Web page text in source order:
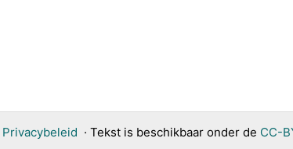
Privacybeleid · Tekst is beschikbaar onder de CC-